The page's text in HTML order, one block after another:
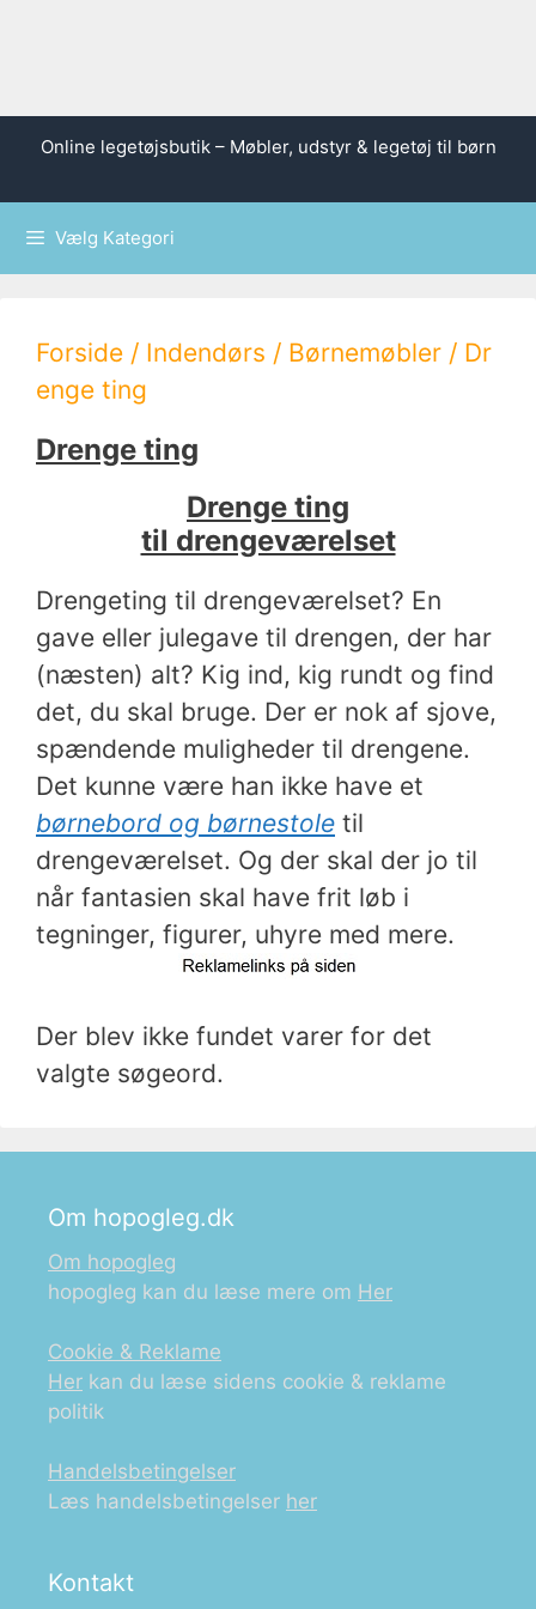
Online legetøjsbutik – Møbler, udstyr & legetøj til børn
Vælg Kategori
Forside / Indendørs / Børnemøbler / Dr
enge ting
Drenge ting
Drenge ting
til drengeværelset
Drengeting til drengeværelset? En
gave eller julegave til drengen, der har
(næsten) alt? Kig ind, kig rundt og find
det, du skal bruge. Der er nok af sjove,
spændende muligheder til drengene.
Det kunne være han ikke have et
børnebord og børnestole til
drengeværelset. Og der skal der jo til
når fantasien skal have frit løb i
tegninger, figurer, uhyre med mere.
Der blev ikke fundet varer for det
valgte søgeord.
Om hopogleg.dk
Om hopogleg
hopogleg kan du læse mere om Her
Cookie & Reklame
Her kan du læse sidens cookie & reklame
politik
Handelsbetingelser
Læs handelsbetingelser her
Kontakt